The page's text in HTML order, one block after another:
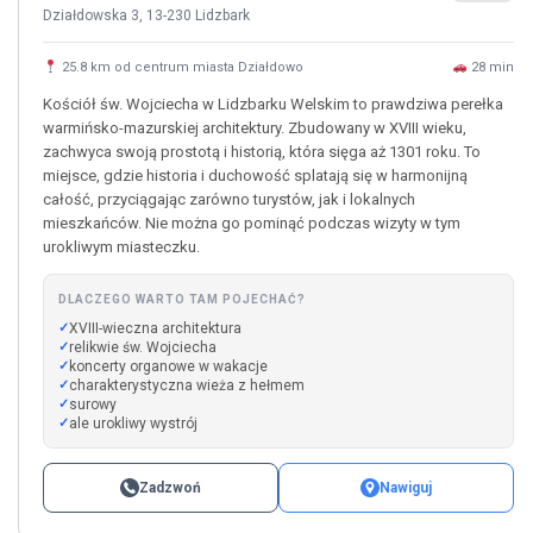
Działdowska 3, 13-230 Lidzbark
25.8 km od centrum miasta Działdowo 28 min
Kościół św. Wojciecha w Lidzbarku Welskim to prawdziwa perełka
warmińsko-mazurskiej architektury. Zbudowany w XVIII wieku,
zachwyca swoją prostotą i historią, która sięga aż 1301 roku. To
miejsce, gdzie historia i duchowość splatają się w harmonijną
całość, przyciągając zarówno turystów, jak i lokalnych
mieszkańców. Nie można go pominąć podczas wizyty w tym
urokliwym miasteczku.
DLACZEGO WARTO TAM POJECHAĆ?
XVIII-wieczna architektura
relikwie św. Wojciecha
koncerty organowe w wakacje
charakterystyczna wieża z hełmem
surowy
ale urokliwy wystrój
Zadzwoń Nawiguj